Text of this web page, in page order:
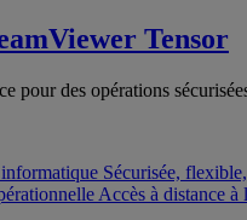
Tensor
pour des opérations
Sécurisée,
Accès à distance à